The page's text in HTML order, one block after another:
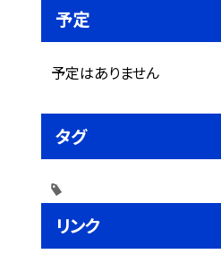
予定
予定はありません
タグ
リンク